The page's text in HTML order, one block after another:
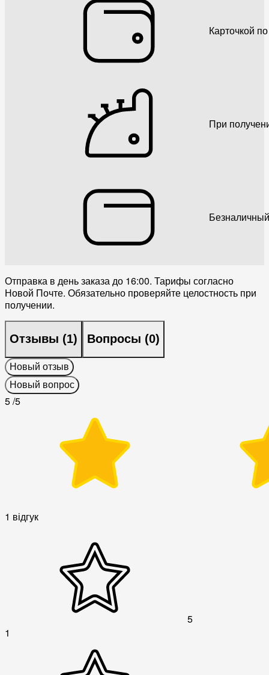
Карточкой
При
Отправка в день заказа до 16:00. Тарифы согласно
Новой Почте. Обязательно проверяйте целостность при
получении.
Отзывы (1) Вопросы (0)
Новый отзыв
Новый вопрос
5/5
1 відгук
5
1